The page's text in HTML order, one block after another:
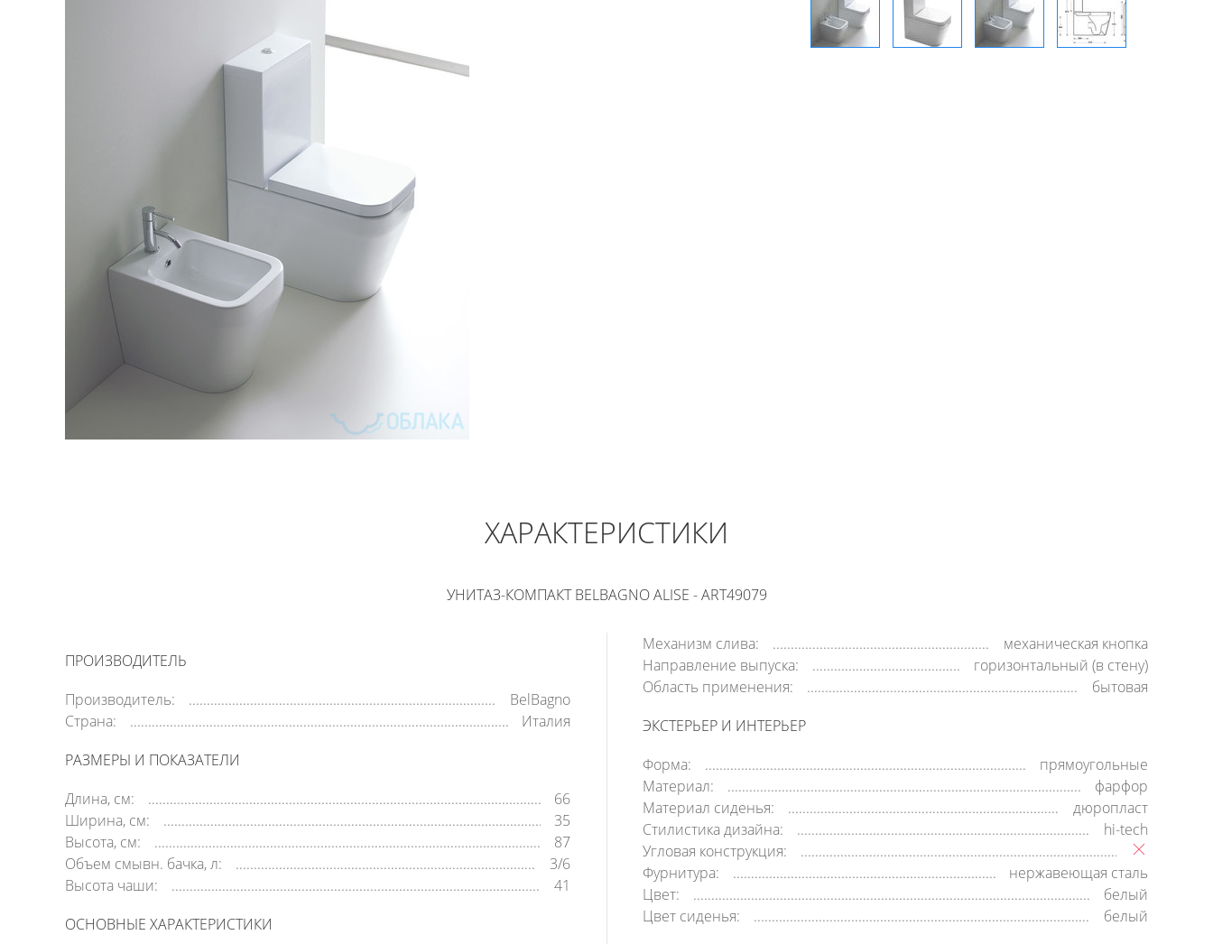
РУБ
ХАРАКТЕРИСТИКИ
УНИТАЗ-КОМПАКТ BELBAGNO ALISE - ART49079
ПРОИЗВОДИТЕЛЬ
Производитель:
BelBagno
Страна:
Италия
РАЗМЕРЫ И ПОКАЗАТЕЛИ
Длина, см:
66
Ширина, см:
35
Высота, см:
87
Объем смывн. бачка, л:
3/6
Высота чаши:
41
ОСНОВНЫЕ ХАРАКТЕРИСТИКИ
Механизм слива:
механическая кнопка
Направление выпуска:
горизонтальный (в стену)
Область применения:
бытовая
ЭКСТЕРЬЕР И ИНТЕРЬЕР
Форма:
прямоугольные
Материал:
фарфор
Материал сиденья:
дюропласт
Стилистика дизайна:
hi-tech
Угловая конструкция:
Фурнитура:
нержавеющая сталь
Цвет:
белый
Цвет сиденья:
белый